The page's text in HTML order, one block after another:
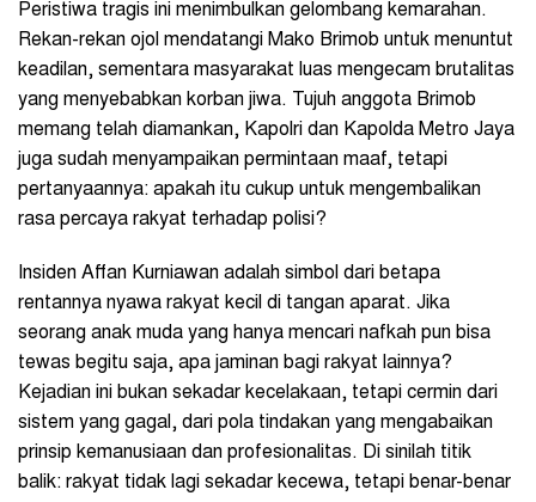
Peristiwa tragis ini menimbulkan gelombang kemarahan.
Rekan-rekan ojol mendatangi Mako Brimob untuk menuntut
keadilan, sementara masyarakat luas mengecam brutalitas
yang menyebabkan korban jiwa. Tujuh anggota Brimob
memang telah diamankan, Kapolri dan Kapolda Metro Jaya
juga sudah menyampaikan permintaan maaf, tetapi
pertanyaannya: apakah itu cukup untuk mengembalikan
rasa percaya rakyat terhadap polisi?
Insiden Affan Kurniawan adalah simbol dari betapa
rentannya nyawa rakyat kecil di tangan aparat. Jika
seorang anak muda yang hanya mencari nafkah pun bisa
tewas begitu saja, apa jaminan bagi rakyat lainnya?
Kejadian ini bukan sekadar kecelakaan, tetapi cermin dari
sistem yang gagal, dari pola tindakan yang mengabaikan
prinsip kemanusiaan dan profesionalitas. Di sinilah titik
balik: rakyat tidak lagi sekadar kecewa, tetapi benar-benar